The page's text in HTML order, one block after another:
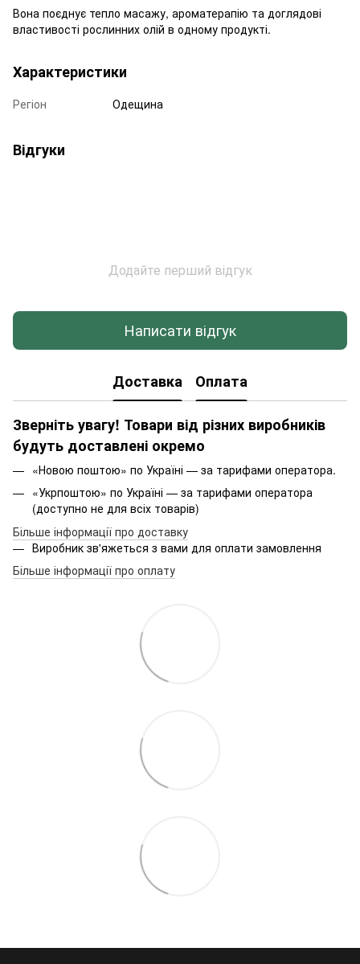
Вона поєднує тепло масажу, ароматерапію та доглядові
властивості рослинних олій в одному продукті.
Характеристики
Регіон Одещина
Відгуки
Додайте перший відгук
Написати відгук
Доставка Оплата
Зверніть увагу! Товари від різних виробників
будуть доставлені окремо
«Новою поштою» по Україні — за тарифами оператора.
«Укрпоштою» по Україні — за тарифами оператора
(доступно не для всіх товарів)
Більше інформації про доставку
Виробник зв'яжеться з вами для оплати замовлення
Більше інформації про оплату